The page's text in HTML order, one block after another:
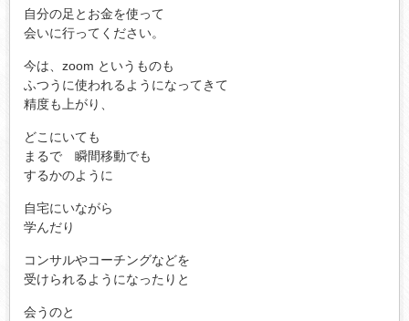
自分の足とお金を使って
会いに行ってください。
今は、zoom というものも
ふつうに使われるようになってきて
精度も上がり、
どこにいても
まるで 瞬間移動でも
するかのように
自宅にいながら
学んだり
コンサルやコーチングなどを
受けられるようになったりと
会うのと